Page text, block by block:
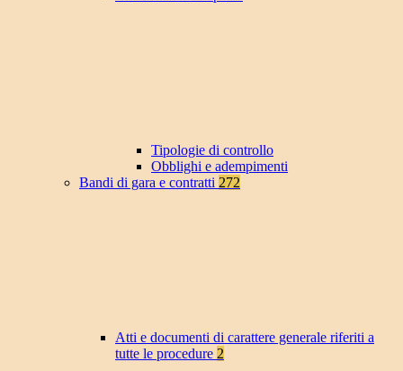
Tipologie di controllo
Obblighi e adempimenti
Bandi di gara e contratti 272
Atti e documenti di carattere generale riferiti a
tutte le procedure 2